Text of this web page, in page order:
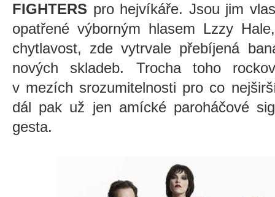
FIGHTERS pro hejvíkáře. Jsou jim
opatřené výborným hlasem Lzzy
chytlavost, zde vytrvale přebíjená
nových skladeb. Trocha toho
v mezích srozumitelnosti pro co
dál pak už jen amícké paroháčové
gesta.